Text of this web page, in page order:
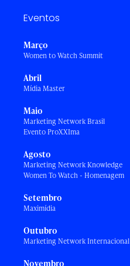
Eventos
Março
Women to Watch Summit
Abril
Mídia Master
Maio
Marketing Network Brasil
Evento ProXXIma
Agosto
Marketing Network Knowledge
Women To Watch - Homenagem
Setembro
Maximídia
Outubro
Marketing Network Internacional
Novembro